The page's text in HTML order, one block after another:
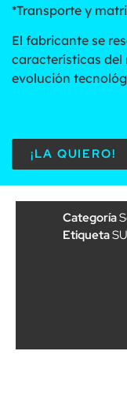
*Transporte y
El fabricante se
características del
evolución
¡LA QUIERO!
Categoría
Etiqueta